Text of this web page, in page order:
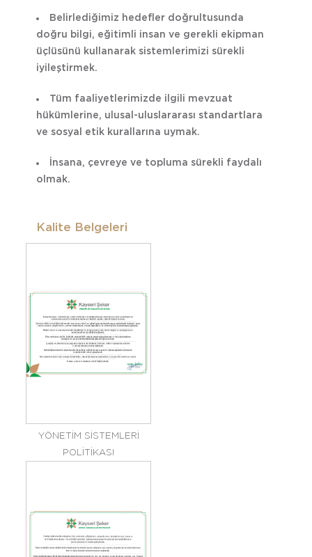
Belirlediğimiz hedefler doğrultusunda
doğru bilgi, eğitimli insan ve gerekli ekipman
üçlüsünü kullanarak sistemlerimizi sürekli
iyileştirmek.
Tüm faaliyetlerimizde ilgili mevzuat
hükümlerine, ulusal-uluslararası standartlara
ve sosyal etik kurallarına uymak.
İnsana, çevreye ve topluma sürekli faydalı
olmak.
Kalite Belgeleri
YÖNETİM SİSTEMLERİ
POLİTİKASI